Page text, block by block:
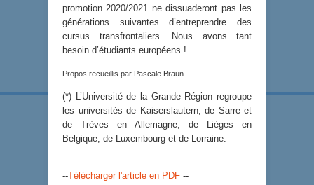
promotion 2020/2021 ne dissuaderont pas les
générations suivantes d’entreprendre des
cursus transfrontaliers. Nous avons tant
besoin d’étudiants européens !
Propos recueillis par Pascale Braun
(*) L’Université de la Grande Région regroupe
les universités de Kaiserslautern, de Sarre et
de Trèves en Allemagne, de Lièges en
Belgique, de Luxembourg et de Lorraine.
--Télécharger l'article en PDF --